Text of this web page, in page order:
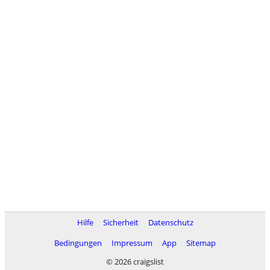
Hilfe Sicherheit
Datenschutz
Bedingungen
Impressum App
Sitemap
© 2026 craigslist